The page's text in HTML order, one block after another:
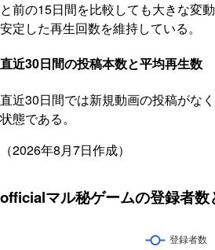
と前の15日間を比較しても大きな変
安定した再生回数を維持している。
直近30日間の投稿本数と平均再生数
直近30日間では新規動画の投稿がな
状態である。
（2026年8月7日作成）
officialマル秘ゲームの登録者数